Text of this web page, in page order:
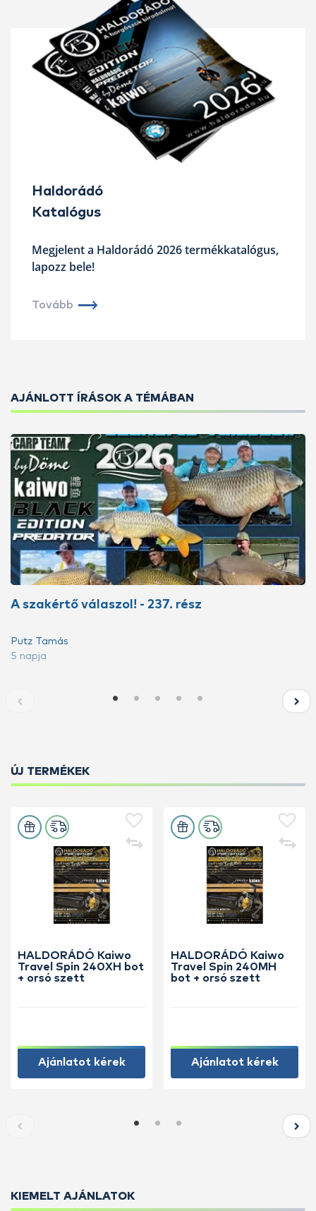
Haldorádó
Katalógus
Megjelent a Haldorádó 2026 termékkatalógus,
lapozz bele!
Tovább
AJÁNLOTT ÍRÁSOK A TÉMÁBAN
A szakértő válaszol! - 237. rész
Putz Tamás
5 napja
ÚJ TERMÉKEK
HALDORÁDÓ Kaiwo
Travel Spin 240XH bot
+ orsó szett
Ajánlatot kérek
HALDORÁDÓ Kaiwo
Travel Spin 240MH
bot + orsó szett
Ajánlatot kérek
KIEMELT AJÁNLATOK